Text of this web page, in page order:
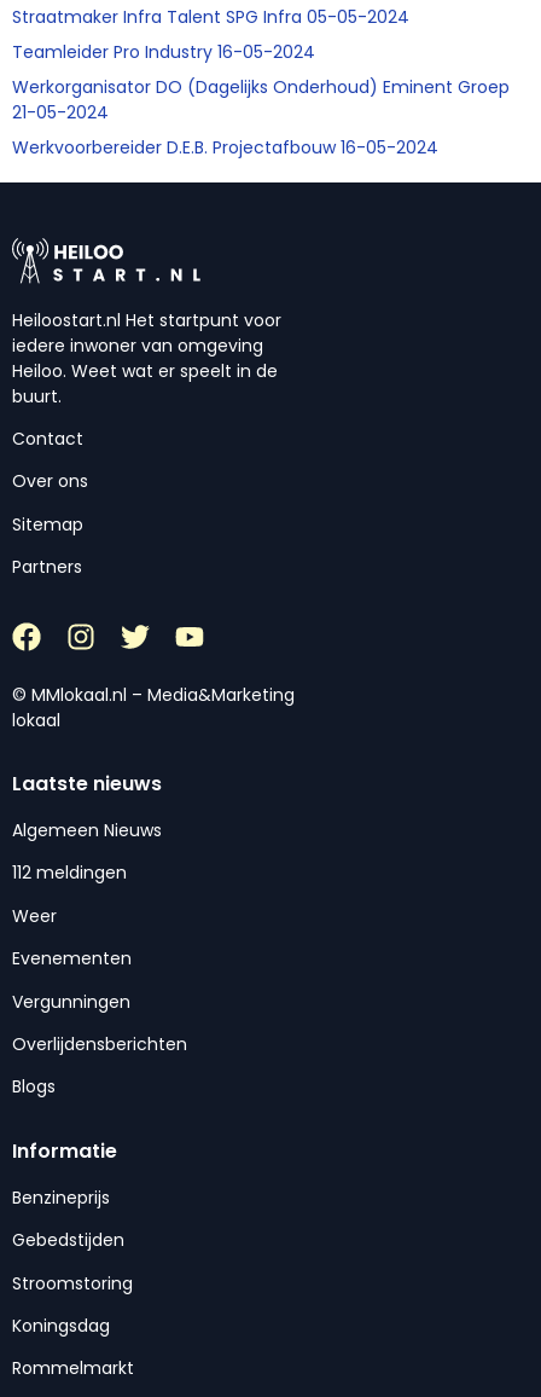
Straatmaker Infra Talent SPG Infra 05-05-2024
Teamleider Pro Industry 16-05-2024
Werkorganisator DO (Dagelijks Onderhoud) Eminent Groep
21-05-2024
Werkvoorbereider D.E.B. Projectafbouw 16-05-2024
Heiloostart.nl Het startpunt voor
iedere inwoner van omgeving
Heiloo. Weet wat er speelt in de
buurt.
Contact
Over ons
Sitemap
Partners
© MMlokaal.nl – Media&Marketing
lokaal
Laatste nieuws
Algemeen Nieuws
112 meldingen
Weer
Evenementen
Vergunningen
Overlijdensberichten
Blogs
Informatie
Benzineprijs
Gebedstijden
Stroomstoring
Koningsdag
Rommelmarkt